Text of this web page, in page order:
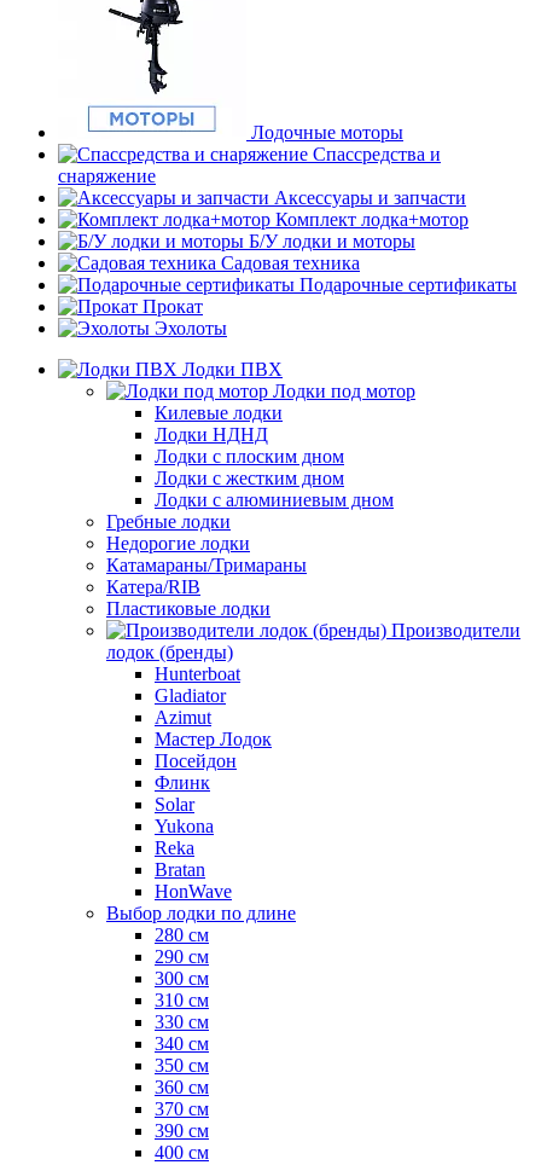
Лодочные моторы
Спассредства и
снаряжение
Аксессуары и запчасти
Комплект лодка+мотор
Б/У лодки и моторы
Садовая техника
Подарочные сертификаты
Прокат
Эхолоты
Лодки ПВХ
Лодки под мотор
Килевые лодки
Лодки НДНД
Лодки с плоским дном
Лодки с жестким дном
Лодки с алюминиевым дном
Гребные лодки
Недорогие лодки
Катамараны/Тримараны
Катера/RIB
Пластиковые лодки
Производители
лодок (бренды)
Hunterboat
Gladiator
Azimut
Мастер Лодок
Посейдон
Флинк
Solar
Yukona
Reka
Bratan
HonWave
Выбор лодки по длине
280 см
290 см
300 см
310 см
330 см
340 см
350 см
360 см
370 см
390 см
400 см